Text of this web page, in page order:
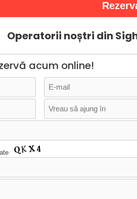
Operatorii noștri din
acum online!